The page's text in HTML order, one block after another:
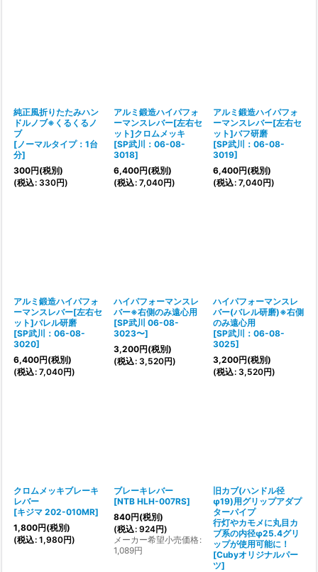
純正風折りたたみハン
ドルノブ※くるくるノ
ブ
[ノーマルタイプ：1台
分]
300円(税別)
(税込: 330円)
アルミ鍛造ハイパフォ
ーマンスレバー[左右セ
ット]クロムメッキ
[SP武川：06-08-
3018]
6,400円(税別)
(税込: 7,040円)
アルミ鍛造ハイパフォ
ーマンスレバー[左右セ
ット]バフ研磨
[SP武川：06-08-
3019]
6,400円(税別)
(税込: 7,040円)
アルミ鍛造ハイパフォ
ーマンスレバー[左右セ
ット]バレル研磨
[SP武川：06-08-
3020]
6,400円(税別)
(税込: 7,040円)
ハイパフォーマンスレ
バー※右側のみ遠心用
[SP武川 06-08-
3023〜]
3,200円(税別)
(税込: 3,520円)
ハイパフォーマンスレ
バー(バレル研磨)※右側
のみ遠心用
[SP武川：06-08-
3025]
3,200円(税別)
(税込: 3,520円)
クロムメッキブレーキ
レバー
[キジマ 202-010MR]
1,800円(税別)
(税込: 1,980円)
ブレーキレバー
[NTB HLH-007RS]
840円(税別)
(税込: 924円)
メーカー希望小売価格:
1,089円
旧カブ(ハンドル径
φ19)用グリップアダプ
ターパイプ
行灯やカモメに丸目カ
ブ系の内径φ25.4グリ
ップが使用可能に！
[Cubyオリジナルパー
ツ]